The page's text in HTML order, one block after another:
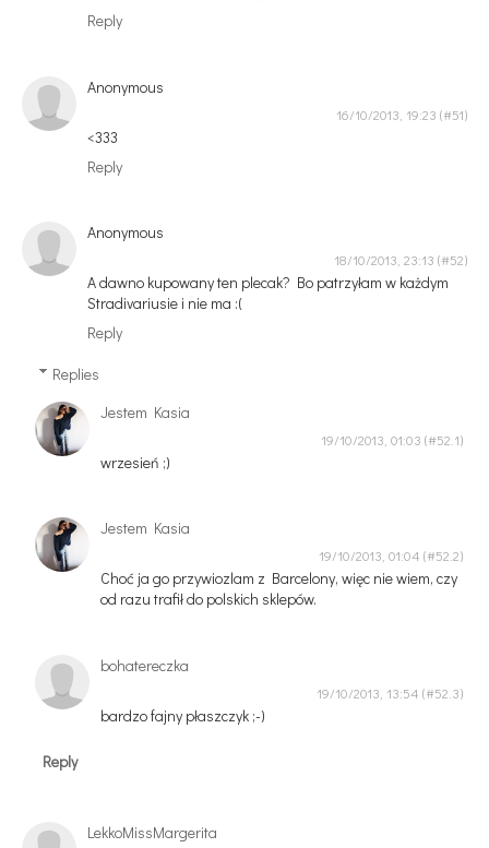
Reply
Anonymous
16/10/2013, 19:23
<333
Reply
Anonymous
18/10/2013, 23:13
A dawno kupowany ten plecak? Bo patrzyłam w każdym
Stradivariusie i nie ma :(
Reply
Replies
Jestem Kasia
19/10/2013, 01:03
wrzesień ;)
Jestem Kasia
19/10/2013, 01:04
Choć ja go przywiozlam z Barcelony, więc nie wiem, czy
od razu trafił do polskich sklepów.
bohatereczka
19/10/2013, 13:54
bardzo fajny płaszczyk ;-)
Reply
LekkoMissMargerita